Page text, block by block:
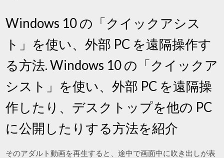
Windows 10 の「クイックアシス
ト」を使い、外部 PC を遠隔操作す
る方法. Windows 10 の「クイックア
シスト」を使い、外部 PC を遠隔操
作したり、デスクトップを他の PC
に公開したりする方法を紹介
そのアダルト動画を再生すると、途中で画面中に吹き出しが表